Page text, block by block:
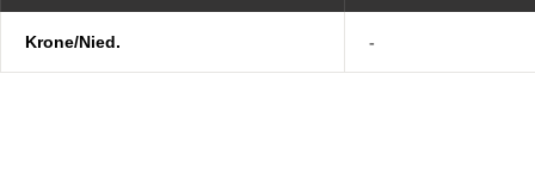
Krone/Nied. -